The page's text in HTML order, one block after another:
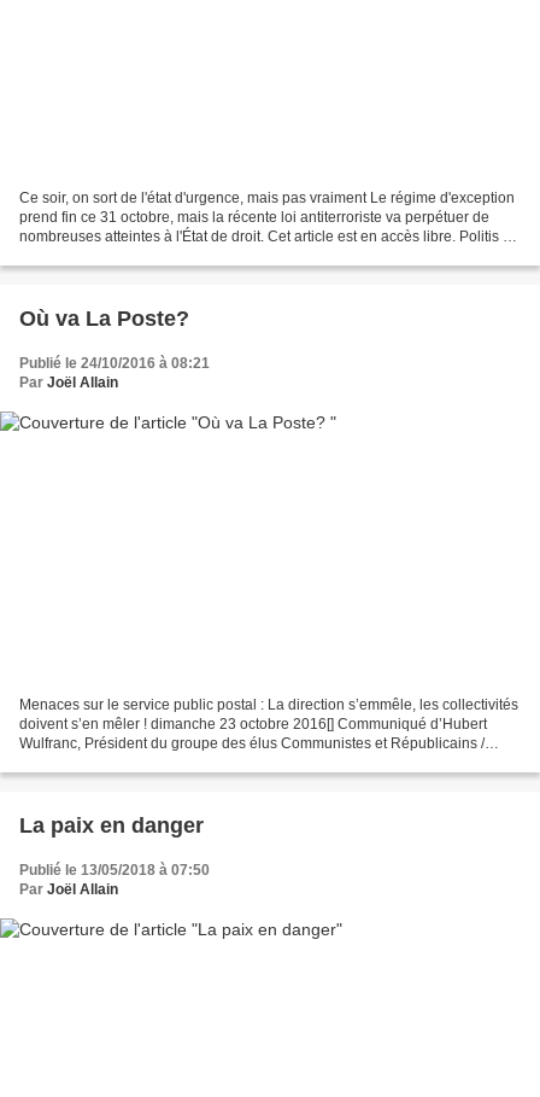
Ce soir, on sort de l'état d'urgence, mais pas vraiment Le régime d'exception
prend fin ce 31 octobre, mais la récente loi antiterroriste va perpétuer de
nombreuses atteintes à l'État de droit. Cet article est en accès libre. Politis ne
Où va La Poste?
Publié le 24/10/2016 à 08:21
Par Joël Allain
Menaces sur le service public postal : La direction s’emmêle, les collectivités
doivent s’en mêler ! dimanche 23 octobre 2016[] Communiqué d’Hubert
Wulfranc, Président du groupe des élus Communistes et Républicains /
La paix en danger
Publié le 13/05/2018 à 07:50
Par Joël Allain